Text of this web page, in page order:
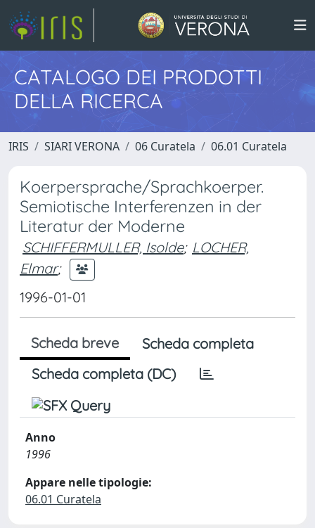
CATALOGO DEI PRODOTTI
DELLA RICERCA
IRIS SIARI VERONA 06 Curatela 06.01 Curatela
Koerpersprache/Sprachkoerper.
Semiotische Interferenzen in der
Literatur der Moderne
SCHIFFERMULLER, Isolde; LOCHER,
Elmar;
1996-01-01
Scheda breve
Scheda completa
Scheda completa (DC)
Anno
1996
Appare nelle tipologie:
06.01 Curatela